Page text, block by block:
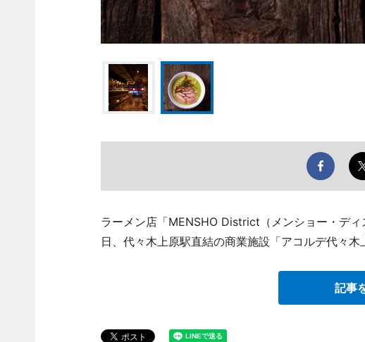
ラーメン店「MENSHO District（メンショー・デ
日、代々木上原駅直結の商業施設「アコルデ代々木
記事